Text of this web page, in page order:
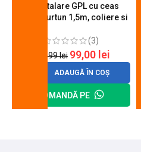
Kit instalare GPL cu ceas
butelie, furtun 1,5m, coliere si
(3)
120,99lei 99,00 lei
ADAUGĂ ÎN COȘ
COMANDĂ PE